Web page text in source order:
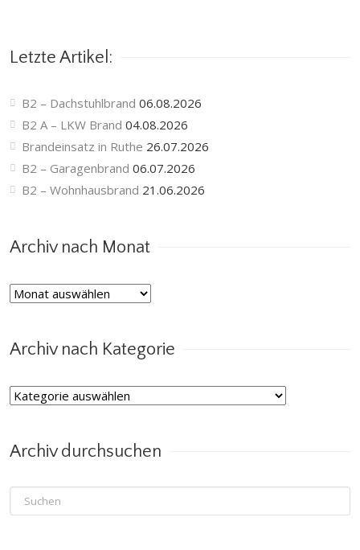
Letzte Artikel:
B2 – Dachstuhlbrand 06.08.2026
B2 A – LKW Brand 04.08.2026
Brandeinsatz in Ruthe 26.07.2026
B2 – Garagenbrand 06.07.2026
B2 – Wohnhausbrand 21.06.2026
Archiv nach Monat
Archiv
Archiv nach Kategorie
Archiv
Archiv durchsuchen